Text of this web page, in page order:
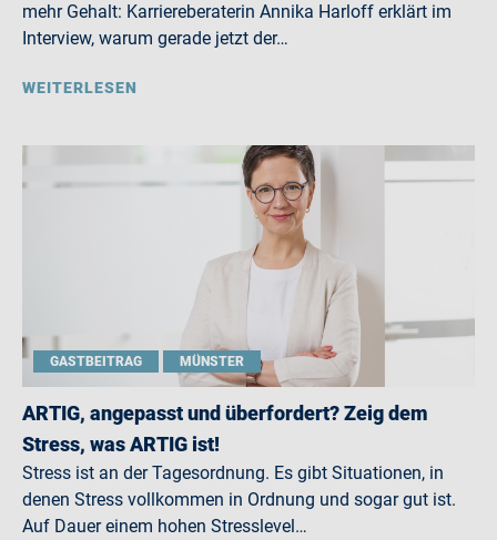
mehr Gehalt: Karriereberaterin Annika Harloff erklärt im
Interview, warum gerade jetzt der…
WEITERLESEN
GASTBEITRAG MÜNSTER
ARTIG, angepasst und überfordert? Zeig dem
Stress, was ARTIG ist!
Stress ist an der Tagesordnung. Es gibt Situationen, in
denen Stress vollkommen in Ordnung und sogar gut ist.
Auf Dauer einem hohen Stresslevel…